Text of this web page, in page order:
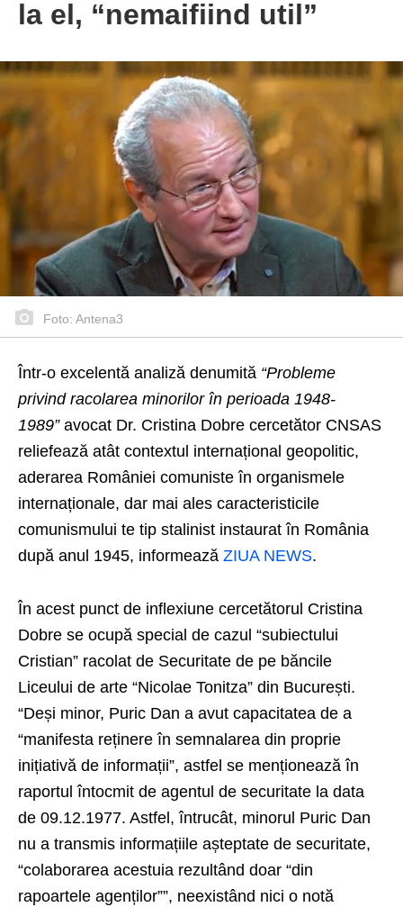
la el, “nemaifiind util”
Foto: Antena3
Într-o excelentă analiză denumită “Probleme
privind racolarea minorilor în perioada 1948-
1989”avocat Dr. Cristina Dobre cercetător CNSAS
reliefează atât contextul internațional geopolitic,
aderarea României comuniste în organismele
internaționale, dar mai ales caracteristicile
comunismului te tip stalinist instaurat în România
după anul 1945, informează ZIUA NEWS.
În acest punct de inflexiune cercetătorul Cristina
Dobre se ocupă special de cazul “subiectului
Cristian” racolat de Securitate de pe băncile
Liceului de arte “Nicolae Tonitza” din București.
“Deși minor, Puric Dan a avut capacitatea de a
“manifesta reținere în semnalarea din proprie
inițiativă de informații”, astfel se menționează în
raportul întocmit de agentul de securitate la data
de 09.12.1977. Astfel, întrucât, minorul Puric Dan
nu a transmis informațiile așteptate de securitate,
“colaborarea acestuia rezultând doar “din
rapoartele agenților””, neexistând nici o notă